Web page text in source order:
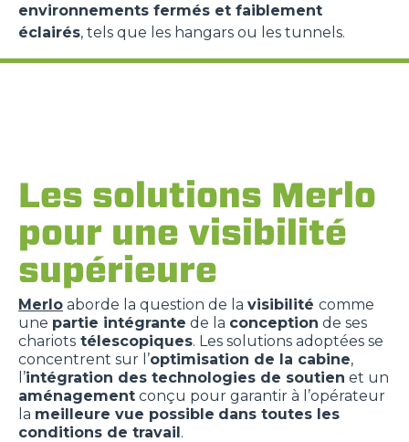
environnements fermés et faiblement
éclairés, tels que les hangars ou les tunnels.
Les solutions Merlo
pour une visibilité
supérieure
Merlo aborde la question de la visibilité comme
une partie intégrante de la conception de ses
chariots télescopiques. Les solutions adoptées se
concentrent sur l’optimisation de la cabine,
l’intégration des technologies de soutien et un
aménagement conçu pour garantir à l’opérateur
la meilleure vue possible dans toutes les
conditions de travail.